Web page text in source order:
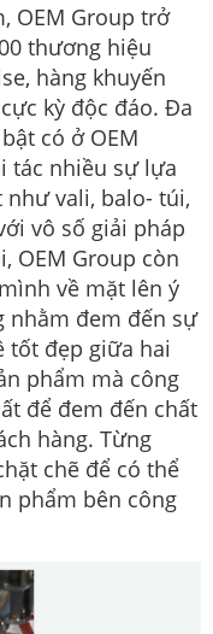
OEM Group trở
thương hiệu
hàng khuyến
kỳ độc đáo. Đa
có ở OEM
tác nhiều sự lựa
vali, balo- túi,
vô số giải pháp
OEM Group còn
về mặt lên ý
nhằm đem đến sự
tốt đẹp giữa hai
phẩm mà công
để đem đến chất
hàng. Từng
chẽ để có thể
phẩm bên công